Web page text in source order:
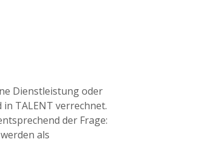
Dienstleistung oder
TALENT verrechnet.
der Frage:
als